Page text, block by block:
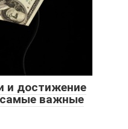
и достижение
важные